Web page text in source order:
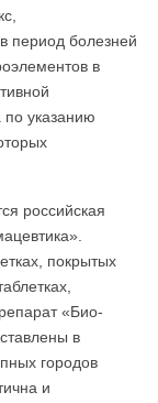
период болезней
в
по указанию
российская
покрытых
«Био-
в
городов
и